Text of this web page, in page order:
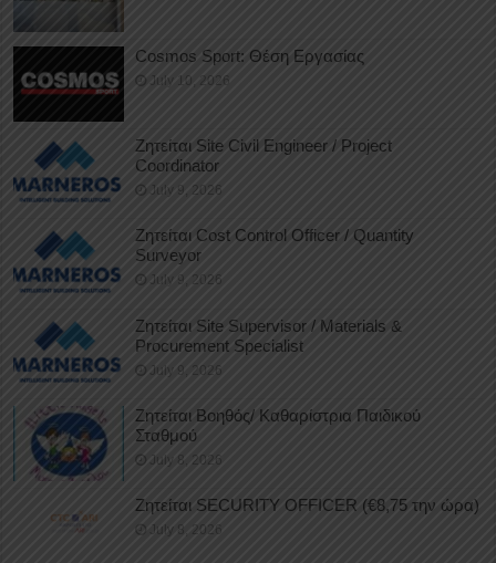
Cosmos Sport: Θέση Εργασίας
July 10, 2026
Ζητείται Site Civil Engineer / Project
Coordinator
July 9, 2026
Ζητείται Cost Control Officer / Quantity
Surveyor
July 9, 2026
Ζητείται Site Supervisor / Materials &
Procurement Specialist
July 9, 2026
Ζητείται Βοηθός/ Καθαρίστρια Παιδικού
Σταθμού
July 8, 2026
Ζητείται SECURITY OFFICER (€8,75 την ώρα)
July 8, 2026